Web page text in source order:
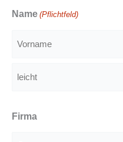
Name (Pflichtfeld)
Firma